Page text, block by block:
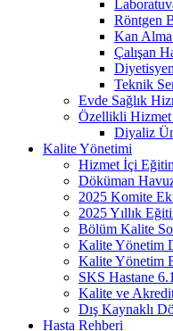
Röntgen
Kan
Çalışan
Diyetisyen
Teknik
Evde Sağlık
Özellikli
Diyaliz
Kalite Yönetimi
Hizmet İçi
Döküman
2025 Komite
2025 Yıllık
Bölüm Kalite
Kalite Yönetim
Kalite Yönetim
SKS Hastane 6.1
Kalite ve
Dış Kaynaklı
Hasta Rehberi